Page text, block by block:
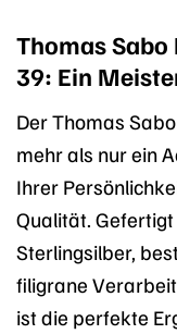
Thomas
39: Ein
Der Thomas
mehr als nur ein
Ihrer
Qualität.
Sterlingsilber,
filigrane
ist die perfekte